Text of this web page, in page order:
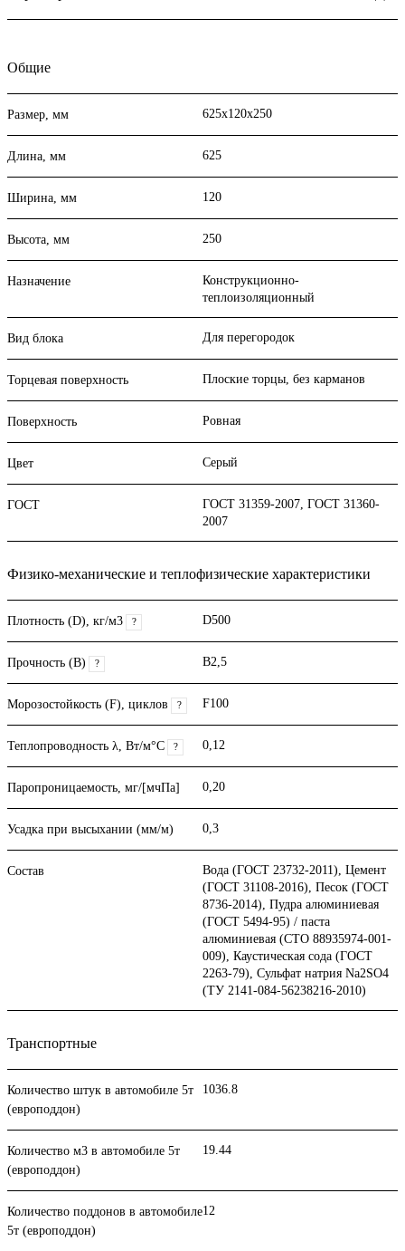
Общие
Размер, мм 625х120х250
Длина, мм 625
Ширина, мм 120
Высота, мм 250
Назначение
Конструкционно-
теплоизоляционный
Вид блока Для перегородок
Торцевая поверхность Плоские торцы, без карманов
Поверхность Ровная
Цвет Серый
ГОСТ
ГОСТ 31359-2007, ГОСТ 31360-
2007
Физико-механические и теплофизические характеристики
Плотность (D), кг/м3 ? D500
Прочность (В) ? B2,5
Морозостойкость (F), циклов ? F100
Теплопроводность λ, Вт/м°С ? 0,12
Паропроницаемость, мг/[мчПа] 0,20
Усадка при высыхании (мм/м) 0,3
Состав
Вода (ГОСТ 23732-2011), Цемент
(ГОСТ 31108-2016), Песок (ГОСТ
8736-2014), Пудра алюминиевая
(ГОСТ 5494-95) / паста
алюминиевая (СТО 88935974-001-
009), Каустическая сода (ГОСТ
2263-79), Сульфат натрия Na2SO4
(ТУ 2141-084-56238216-2010)
Транспортные
Количество штук в автомобиле 5т
(европоддон)
1036.8
Количество м3 в автомобиле 5т
(европоддон)
19.44
Количество поддонов в автомобиле
5т (европоддон)
12